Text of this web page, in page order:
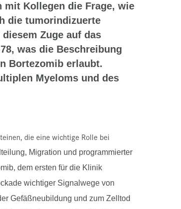
mit Kollegen die Frage, wie
die tumorindizuerte
Zuge auf das
was die Beschreibung
Bortezomib erlaubt.
Myeloms und des
die eine wichtige Rolle bei
Migration und programmierter
dem ersten für die Klinik
wichtiger Signalwege von
Gefäßneubildung und zum Zelltod